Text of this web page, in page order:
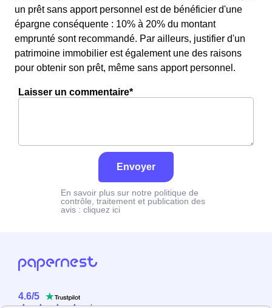
un prêt sans apport personnel est de bénéficier d'une
épargne conséquente : 10% à 20% du montant
emprunté sont recommandé. Par ailleurs, justifier d'un
patrimoine immobilier est également une des raisons
pour obtenir son prêt, même sans apport personnel.
Laisser un commentaire*
Envoyer
En savoir plus sur notre politique de
contrôle, traitement et publication des
avis : cliquez ici
4.6/5